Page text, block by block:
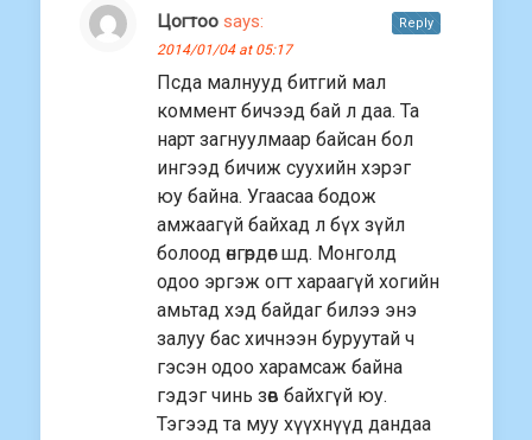
Цогтоо says:
2014/01/04 at 05:17
Псда малнууд битгий мал
коммент бичээд бай л даа. Та
нарт загнуулмаар байсан бол
ингээд бичиж суухийн хэрэг
юу байна. Угаасаа бодож
амжаагүй байхад л бүх зүйл
болоод өнгөрдөг шд. Монголд
одоо эргэж огт хараагүй хогийн
амьтад хэд байдаг билээ энэ
залуу бас хичнээн буруутай ч
гэсэн одоо харамсаж байна
гэдэг чинь зөв байхгүй юу.
Тэгээд та муу хүүхнүүд дандаа
Reply